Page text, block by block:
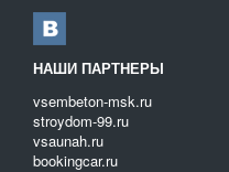
НАШИ ПАРТНЕРЫ
vsembeton-msk.ru
stroydom-99.ru
vsaunah.ru
bookingcar.ru